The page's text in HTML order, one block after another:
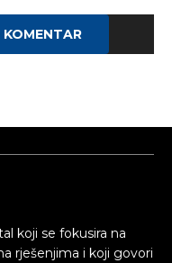
koji se fokusira na
rješenjima i koji govori